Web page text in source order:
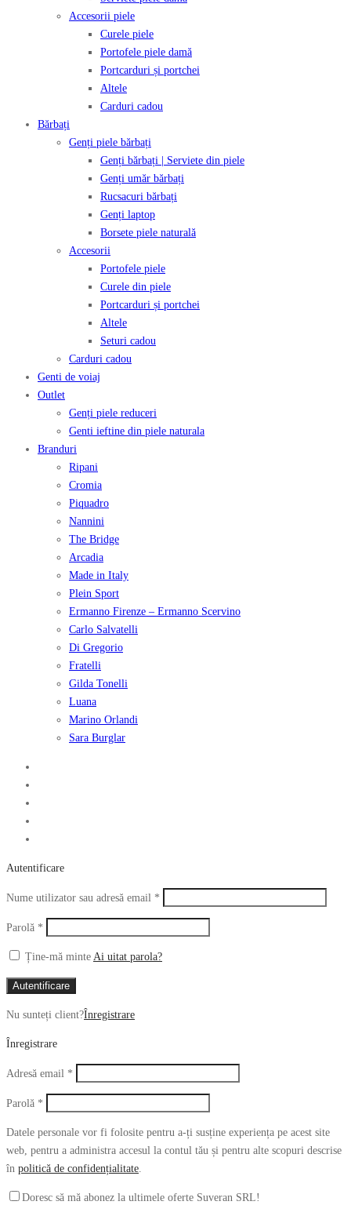
Accesorii piele
Curele piele
Portofele piele damă
Portcarduri și portchei
Altele
Carduri cadou
Bărbați
Genți piele bărbați
Genți bărbați | Serviete din piele
Genți umăr bărbați
Rucsacuri bărbați
Genți laptop
Borsete piele naturală
Accesorii
Portofele piele
Curele din piele
Portcarduri și portchei
Altele
Seturi cadou
Carduri cadou
Genti de voiaj
Outlet
Genți piele reduceri
Genti ieftine din piele naturala
Branduri
Ripani
Cromia
Piquadro
Nannini
The Bridge
Arcadia
Made in Italy
Plein Sport
Ermanno Firenze – Ermanno Scervino
Carlo Salvatelli
Di Gregorio
Fratelli
Gilda Tonelli
Luana
Marino Orlandi
Sara Burglar
Autentificare
Nume utilizator sau adresă email *
Parolă *
Ține-mă minte Ai uitat parola?
Autentificare
Nu sunteți client?Înregistrare
Înregistrare
Adresă email *
Parolă *
Datele personale vor fi folosite pentru a-ți susține experiența pe acest site
web, pentru a administra accesul la contul tău și pentru alte scopuri descrise
în politică de confidențialitate
Doresc să mă abonez la ultimele oferte Suveran SRL!